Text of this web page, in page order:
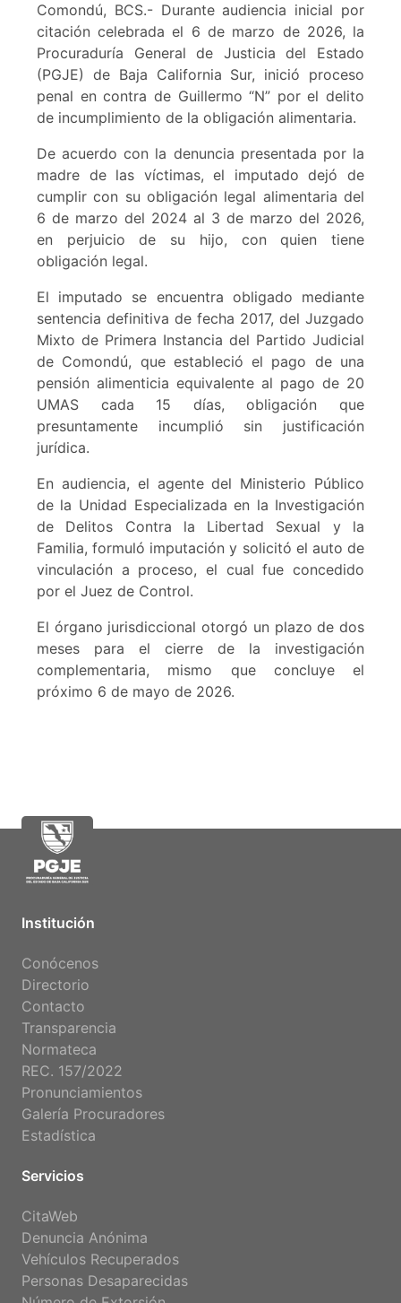
Comondú, BCS.- Durante audiencia inicial por
citación celebrada el 6 de marzo de 2026, la
Procuraduría General de Justicia del Estado
(PGJE) de Baja California Sur, inició proceso
penal en contra de Guillermo “N” por el delito
de incumplimiento de la obligación alimentaria.
De acuerdo con la denuncia presentada por la
madre de las víctimas, el imputado dejó de
cumplir con su obligación legal alimentaria del
6 de marzo del 2024 al 3 de marzo del 2026,
en perjuicio de su hijo, con quien tiene
obligación legal.
El imputado se encuentra obligado mediante
sentencia definitiva de fecha 2017, del Juzgado
Mixto de Primera Instancia del Partido Judicial
de Comondú, que estableció el pago de una
pensión alimenticia equivalente al pago de 20
UMAS cada 15 días, obligación que
presuntamente incumplió sin justificación
jurídica.
En audiencia, el agente del Ministerio Público
de la Unidad Especializada en la Investigación
de Delitos Contra la Libertad Sexual y la
Familia, formuló imputación y solicitó el auto de
vinculación a proceso, el cual fue concedido
por el Juez de Control.
El órgano jurisdiccional otorgó un plazo de dos
meses para el cierre de la investigación
complementaria, mismo que concluye el
próximo 6 de mayo de 2026.
Institución
Conócenos
Directorio
Contacto
Transparencia
Normateca
REC. 157/2022
Pronunciamientos
Galería Procuradores
Estadística
Servicios
CitaWeb
Denuncia Anónima
Vehículos Recuperados
Personas Desaparecidas